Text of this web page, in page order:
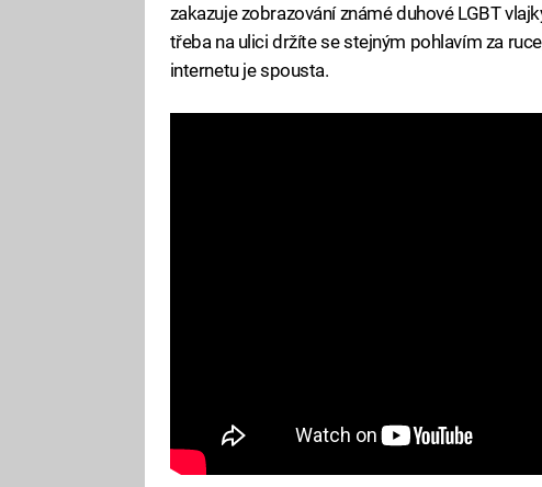
zakazuje zobrazování známé duhové LGBT
třeba na ulici držíte se stejným pohlavím za
internetu je spousta.